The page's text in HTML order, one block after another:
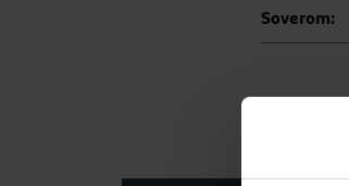
Soverom: